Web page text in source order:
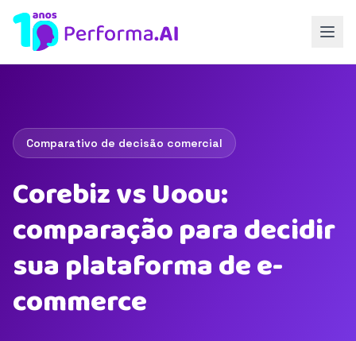
Comparativo de decisão comercial
Corebiz vs Uoou:
comparação para decidir
sua plataforma de e-
commerce